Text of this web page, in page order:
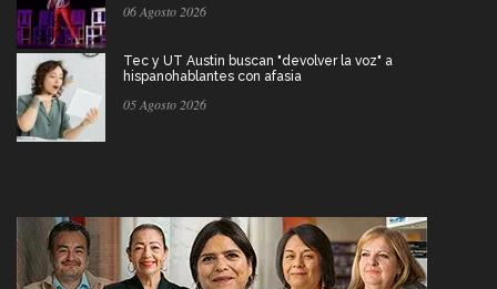
06 Agosto 2026
Tec y UT Austin buscan "devolver la voz" a
hispanohablantes con afasia
05 Agosto 2026